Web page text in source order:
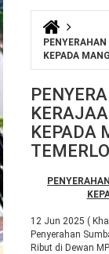
You are
KEPADA
KEPADA
12 Jun 2025 (
Penyerahan
Ribut di Dewan